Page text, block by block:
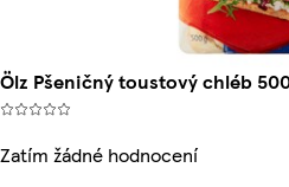
Ölz Pšeničný toustový chléb
Zatím žádné hodnocení